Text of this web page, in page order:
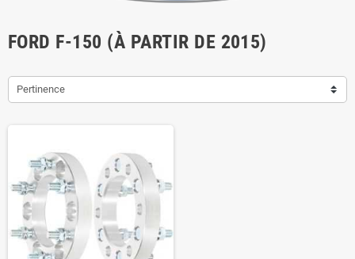
FORD F-150 (À PARTIR DE 2015)
Pertinence